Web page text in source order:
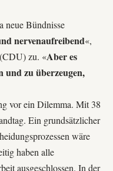
neue Bündnisse
nervenaufreibend«,
zu. «Aber es
und zu überzeugen,
vor ein Dilemma. Mit 38
Ein grundsätzlicher
wäre
haben alle
ausgeschlossen. In der